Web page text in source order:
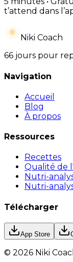
t’attend dans
Niki Coach
66 jours pour
Navigation
Accueil
Blog
À propos
Ressources
Recettes
Qualité de
Nutri-
Nutri-
Télécharger
App Store
© 2026 Niki